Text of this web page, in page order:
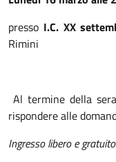
presso I.C. XX
Rimini
Al termine della
rispondere alle
Ingresso libero e